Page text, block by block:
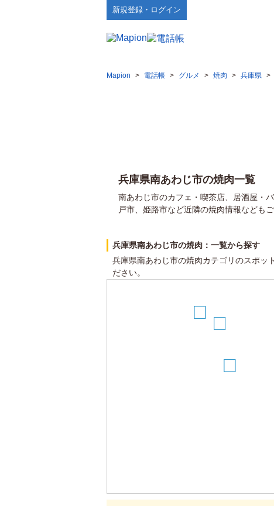
新規登録・ログイン
Mapion > 電話帳 > グルメ > 焼肉 > 兵庫県 >
兵庫県南あわじ市の焼肉一覧
南あわじ市のカフェ・喫茶店、居酒屋・
戸市、姫路市など近隣の焼肉情報なども
兵庫県南あわじ市の焼肉：一覧から探す
兵庫県南あわじ市の焼肉カテゴリのスポッ
ださい。